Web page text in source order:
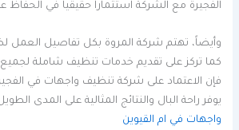
الفجيرة مع الشركة استثماراً حقيقياً في الحفاظ
وأيضاً، تهتم شركة المروة بكل تفاصيل العمل
كما تركز على تقديم خدمات تنظيف شاملة لجميع
فإن الاعتماد على شركة تنظيف واجهات في
يوفر راحة البال والنتائج المثالية على المدى
واجهات في ام القيوين